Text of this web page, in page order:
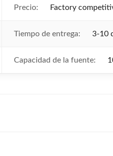
Precio: Factory
Tiempo de entrega: 3-10
Capacidad de la fuente: